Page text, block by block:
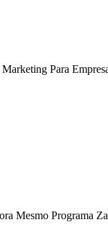
Para
Mesmo Programa